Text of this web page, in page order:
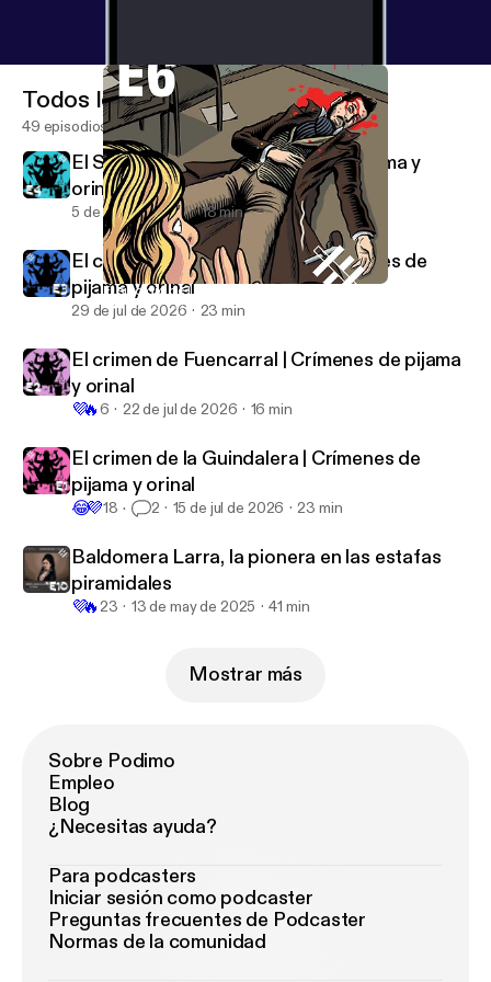
El suicidio de Larra
Crímenes. El musical
Todos los episodios
49 episodios
El Sacamantecas | Crímenes de pijama y
orinal
5 de ago de 2026 18 min
El crimen del Cura Galeote | Crímenes de
pijama y orinal
29 de jul de 2026 23 min
El crimen de Fuencarral | Crímenes de pijama
y orinal
💜🔥6 22 de jul de 2026 16 min
El crimen de la Guindalera | Crímenes de
pijama y orinal
😂💜18 2 15 de jul de 2026 23 min
Baldomera Larra, la pionera en las estafas
piramidales
💜🔥 23 13 de may de 2025 41 min
Mostrar más
Sobre Podimo
Empleo
Blog
¿Necesitas ayuda?
Para podcasters
Iniciar sesión como podcaster
Preguntas frecuentes de Podcaster
Normas de la comunidad